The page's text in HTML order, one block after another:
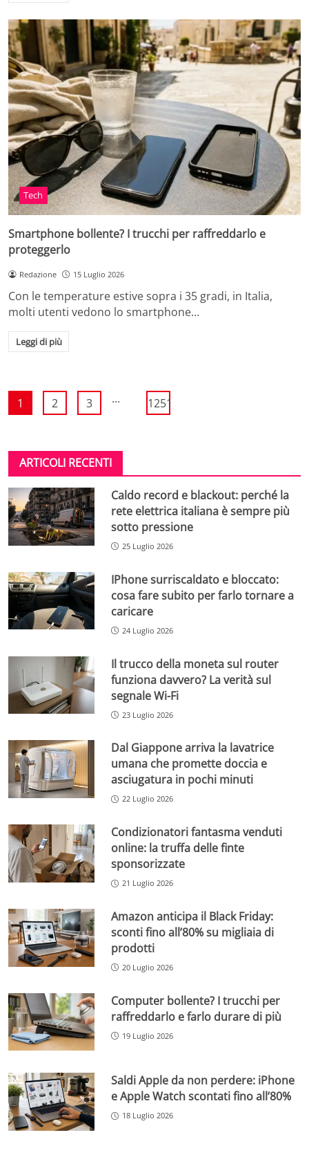
Tech
Smartphone bollente? I trucchi per raffreddarlo e
proteggerlo
Redazione 15 Luglio 2026
Con le temperature estive sopra i 35 gradi, in Italia,
molti utenti vedono lo smartphone…
Leggi di più
1 2 3 ... 1251
ARTICOLI RECENTI
Caldo record e blackout: perché la
rete elettrica italiana è sempre più
sotto pressione
25 Luglio 2026
IPhone surriscaldato e bloccato:
cosa fare subito per farlo tornare a
caricare
24 Luglio 2026
Il trucco della moneta sul router
funziona davvero? La verità sul
segnale Wi-Fi
23 Luglio 2026
Dal Giappone arriva la lavatrice
umana che promette doccia e
asciugatura in pochi minuti
22 Luglio 2026
Condizionatori fantasma venduti
online: la truffa delle finte
sponsorizzate
21 Luglio 2026
Amazon anticipa il Black Friday:
sconti fino all’80% su migliaia di
prodotti
20 Luglio 2026
Computer bollente? I trucchi per
raffreddarlo e farlo durare di più
19 Luglio 2026
Saldi Apple da non perdere: iPhone
e Apple Watch scontati fino all’80%
18 Luglio 2026